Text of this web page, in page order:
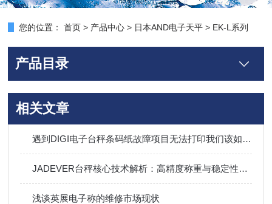
您的位置： 首页 > 产品中心 > 日本AND电子天平 > EK-L系列
产品目录
相关文章
遇到DIGI电子台秤条码纸故障项目无法打印我们该如何解决？
JADEVER台秤核心技术解析：高精度称重与稳定性能保障
浅谈英展电子称的维修市场现状